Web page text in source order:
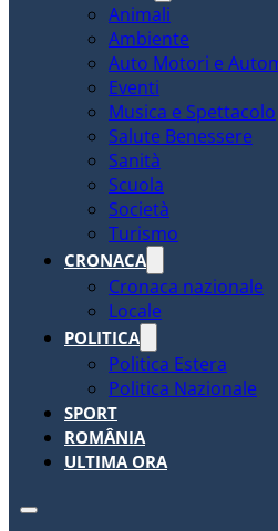
Animali
Ambiente
Auto Motori e
Eventi
Musica e Spettacolo
Salute Benessere
Sanità
Scuola
Società
Turismo
CRONACA
Cronaca nazionale
Locale
POLITICA
Politica Estera
Politica Nazionale
SPORT
ROMÂNIA
ULTIMA ORA